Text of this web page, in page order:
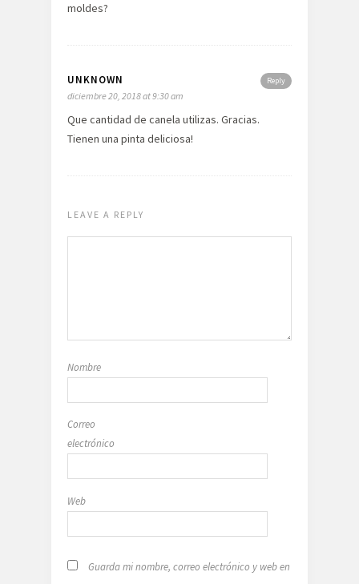
moldes?
Reply
UNKNOWN
diciembre 20, 2018 at 9:30 am
Que cantidad de canela utilizas. Gracias.
Tienen una pinta deliciosa!
LEAVE A REPLY
Nombre
Correo
electrónico
Web
Guarda mi nombre, correo electrónico y web en